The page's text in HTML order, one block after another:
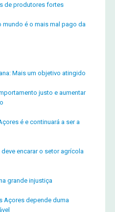
de produtores fortes
é o mais mal pago da
Mais um objetivo atingido
justo e aumentar
é e continuará a ser a
encarar o setor agrícola
grande injustiça
Açores depende duma